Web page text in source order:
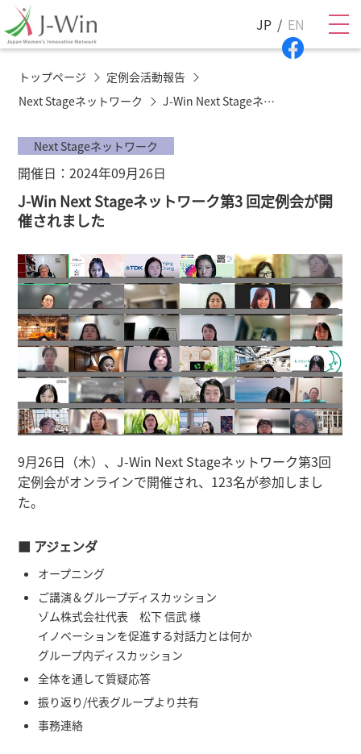
JP EN
トップページ
定例会活動報告
Next Stageネットワーク
J-Win Next Stageネットワーク第3 回定例会が開催されました
Next Stageネットワーク
開催日：2024年09月26日
J-Win Next Stageネットワーク第3 回定例会が開
催されました
9月26日（木）、J-Win Next Stageネットワーク第3回
定例会がオンラインで開催され、123名が参加しまし
た。
■ アジェンダ
オープニング
ご講演＆グループディスカッション
ゾム株式会社代表 松下 信武 様
イノベーションを促進する対話力とは何か
グループ内ディスカッション
全体を通して質疑応答
振り返り/代表グループより共有
事務連絡